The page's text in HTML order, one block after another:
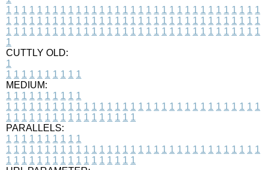
1 1 1 1 1 1 1 1 1 1 1 1 1 1 1 1 1 1 1 1 1 1 1 1 1 1 1 1 1 1 1 1 1
1 1 1 1 1 1 1 1 1 1 1 1 1 1 1 1 1 1 1 1 1 1 1 1 1 1 1 1 1 1 1 1 1
1 1 1 1 1 1 1 1 1 1 1 1 1 1 1 1 1 1 1 1 1 1 1 1 1 1 1 1 1 1 1 1 1
1
CUTTLY OLD:
1
1 1 1 1 1 1 1 1 1 1
MEDIUM:
1 1 1 1 1 1 1 1 1 1
1 1 1 1 1 1 1 1 1 1 1 1 1 1 1 1 1 1 1 1 1 1 1 1 1 1 1 1 1 1 1 1 1
1 1 1 1 1 1 1 1 1 1 1 1 1 1 1 1 1
PARALLELS:
1 1 1 1 1 1 1 1 1 1
1 1 1 1 1 1 1 1 1 1 1 1 1 1 1 1 1 1 1 1 1 1 1 1 1 1 1 1 1 1 1 1 1
1 1 1 1 1 1 1 1 1 1 1 1 1 1 1 1 1